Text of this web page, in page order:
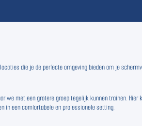
die je de perfecte omgeving bieden om je
we met een grotere groep tegelijk kunnen trainen. Hier
in een comfortabele en professionele setting.